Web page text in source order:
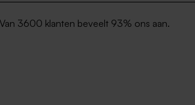
Van 3600 klanten beveelt 93% ons aan.